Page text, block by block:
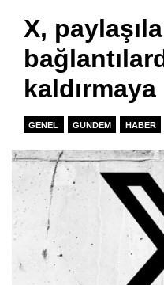
X,
kaldırmaya
GENEL GUNDEM HABER